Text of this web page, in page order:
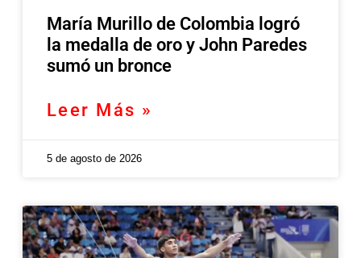
María Murillo de Colombia logró
la medalla de oro y John Paredes
sumó un bronce
Leer Más »
5 de agosto de 2026